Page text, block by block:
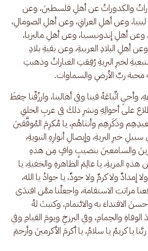
والكدوراتُ عن أهلِ فلسطينَ، وعن
وعن أهلِ العراقِ، وعن أهلِ الصومالِ،
وعن أهلِ إندونيسيا، وعن أهلِ ماليزيا،
أهلِ البلادِ العربيةِ، وعن بقيةِ بلادِ
لخيرِ البريةِ رُفِعَتِ الغباراتُ وذهبتِ
محبة ربِّ الأرضِ والسماوات.
وأحيِ اتِّباعَهُ فينا وفي أهالينا، وارزُقْنا حِفظَ
على أحوالِهِ ونشرِ ذلكَ في عربِ الخلقِ
وذَكَرِهِم وأنثاهُم، يا مُكرِمَ المُوفَّقينَ
خيرِ البريةِ، وإيصالِ أنوارِهِ النبويةِ،
والسامعينَ بنصيبٍ وافٍ مِن هذهِ
المزيةِ، يا عالِمَ الظاهرةِ والخفيةِ، يا
إمدادٌ ولا كرمٌ ولا جودٌ، يا جوادُ يا الله،
مراتبَ الاستقامة، واجعلْنا ممَّن اقتدَى
به والائتمام، وكتبتَ لهُ
الوفاةِ والحِمامِ، وفي البرزخِ ويومَ القيامِ وفي
ربَّنا يا كريمُ يا سلامُ، يا أكرمَ الأكرمينَ وأرحمَ